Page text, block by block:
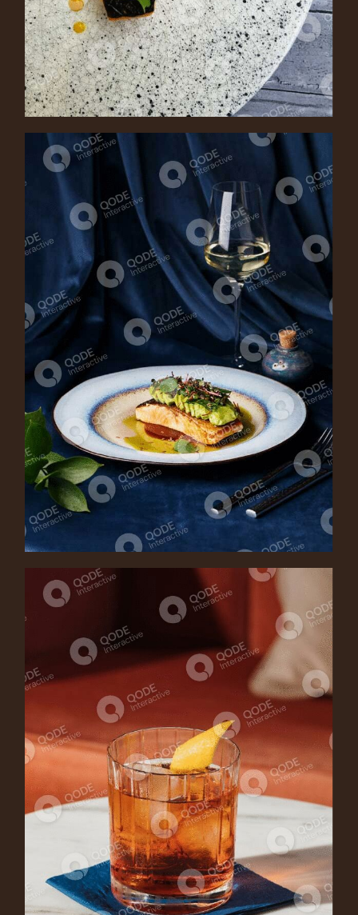
ALBACORE TUNA
Main Course
SALMON CEVICHE
Main Course